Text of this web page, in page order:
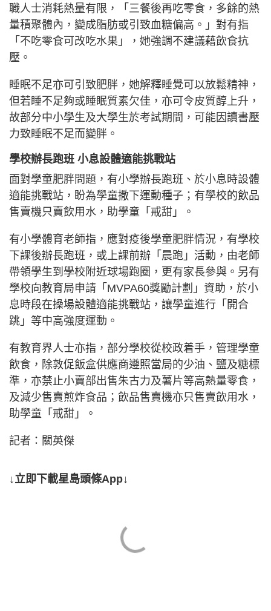
職人士消耗熱量有限，「三餐後再吃零食，多餘的熱
量積聚體內，變成脂肪或引致血糖偏高。」對有指
「不吃零食可改吃水果」，她強調不建議藉飲食抗
壓。
睡眠不足亦可引致肥胖，她解釋睡覺可以放鬆精神，
但若睡不足夠或睡眠質素欠佳，亦可令皮質醇上升，
故部分中小學生及大學生於考試期間，可能因讀書壓
力致睡眠不足而變胖。
學校辦長跑班 小息設體適能挑戰站
面對學童肥胖問題，有小學辦長跑班、於小息時設體
適能挑戰站，盼為學童撒下運動種子；有學校的飲品
售賣機只賣飲用水，助學童「戒甜」。
有小學體育老師指，應對疫後學童肥胖情況，有學校
下課後辦長跑班，或上課前辦「晨跑」活動，由老師
帶領學生到學校附近球場跑圈，更有家長參與。另有
學校向教育局申請「MVPA60獎勵計劃」資助，於小
息時段在操場設體適能挑戰站，讓學童進行「開合
跳」等中高強度運動。
有教育界人士亦指，部分學校從校政着手，管理學童
飲食，除敦促飯盒供應商遵照當局的少油、鹽及糖標
準，亦禁止小賣部出售朱古力及薯片等高熱量零食，
及減少售賣煎炸食品；飲品售賣機亦只售賣飲用水，
助學童「戒甜」。
記者：關英傑
↓立即下載星島頭條App↓